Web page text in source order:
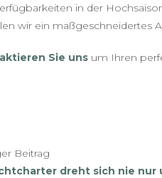
in der
wir ein maßgeschneidertes
Sie uns um Ihren
Beitrag
dreht sich nie nur